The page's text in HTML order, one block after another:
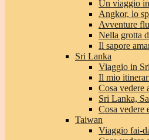
Un viaggio
Angkor, lo
Avventure
Nella grotta
Il sapore
Sri Lanka
Viaggio in
Il mio
Cosa vedere
Sri Lanka,
Cosa vedere
Taiwan
Viaggio fai-